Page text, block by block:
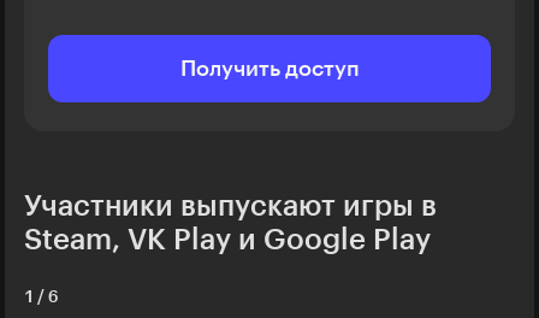
Получить доступ
Участники выпускают игры в
Steam, VK Play и Google Play
1 / 6